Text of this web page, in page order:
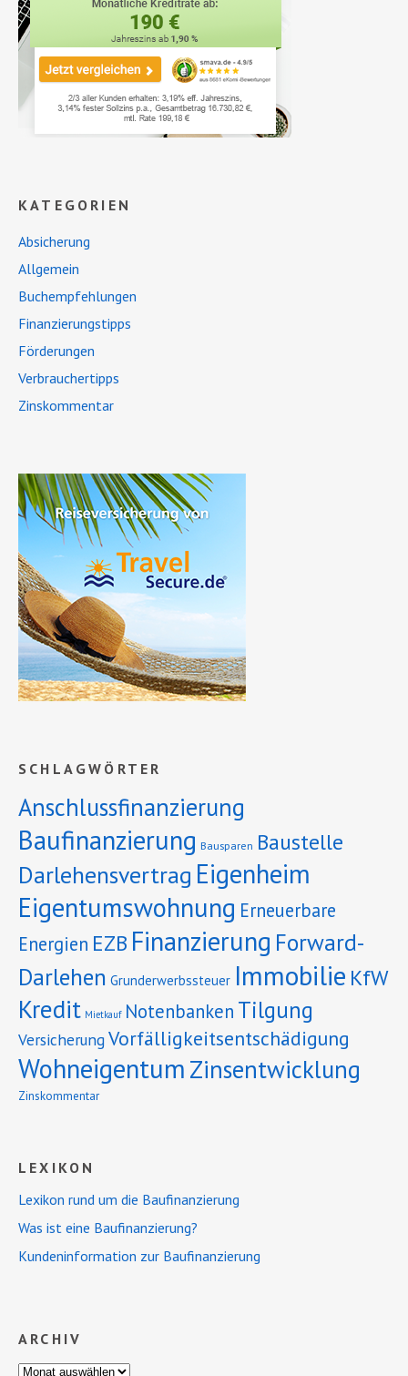
KATEGORIEN
Absicherung
Allgemein
Buchempfehlungen
Finanzierungstipps
Förderungen
Verbrauchertipps
Zinskommentar
SCHLAGWÖRTER
Anschlussfinanzierung
Baufinanzierung Bausparen Baustelle
Darlehensvertrag Eigenheim
Eigentumswohnung Erneuerbare
Energien EZB Finanzierung Forward-
Darlehen Grunderwerbssteuer Immobilie KfW
Kredit Mietkauf Notenbanken Tilgung
VersicherungVorfälligkeitsentschädigung
Wohneigentum Zinsentwicklung
Zinskommentar
LEXIKON
Lexikon rund um die Baufinanzierung
Was ist eine Baufinanzierung?
Kundeninformation zur Baufinanzierung
ARCHIV